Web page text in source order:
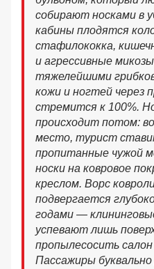
собирают носками в
кабины плодятся
стафилококка,
и агрессивные
тяжелейшими
кожи и ногтей через
стремится к 100%.
происходит потом:
место, турист
пропитанные чужой
носки на ковровое
креслом. Ворс
подвергается
годами —
успевают лишь
пропылесосить
Пассажиры